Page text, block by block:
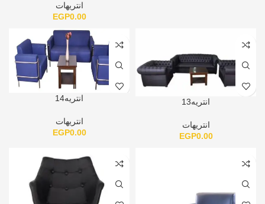
انتريهات
EGP0.00
انتريه13
انتريهات
EGP0.00
انتريه14
انتريهات
EGP0.00